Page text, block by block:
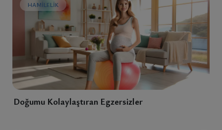
HAMILELIK
Doğumu Kolaylaştıran Egzersizler